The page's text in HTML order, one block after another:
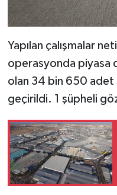
Yapılan çalışmalar
operasyonda piyasa
olan 34 bin 650 adet
geçirildi. 1 şüpheli